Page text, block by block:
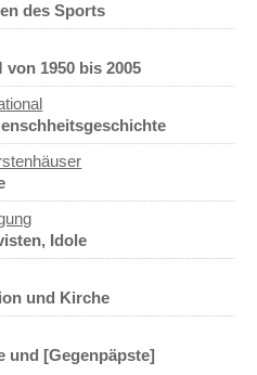
des Sports
1950 bis 2005
Idole
und Kirche
und [Gegenpäpste]